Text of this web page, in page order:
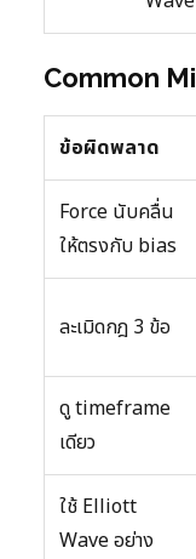
Common
ข้อผิดพลาด
Force นับคลื่น
ให้ตรงกับ bias
ละเมิดกฎ 3 ข้อ
ดู timeframe
เดียว
ใช้ Elliott
Wave อย่าง